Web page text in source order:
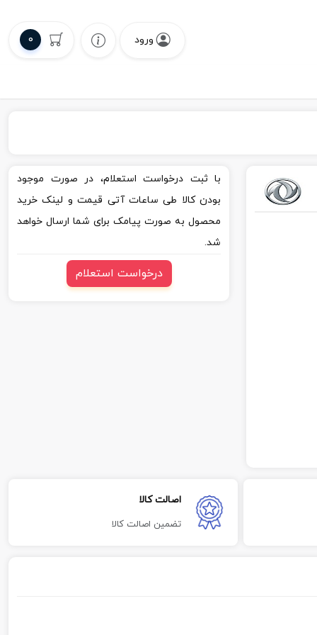
ورود 0
با ثبت درخواست استعلام، در صورت موجود
بودن کالا طی ساعات آتی قیمت و لینک خرید
محصول به صورت پیامک برای شما ارسال خواهد
شد.
درخواست استعلام
اصالت کالا
تضمین اصالت کالا